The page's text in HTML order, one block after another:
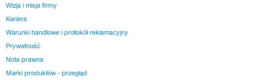
Wizja i misja firmy
Kariera
Warunki handlowe i protokół reklamacyjny
Prywatność
Nota prawna
Marki produktów - przegląd